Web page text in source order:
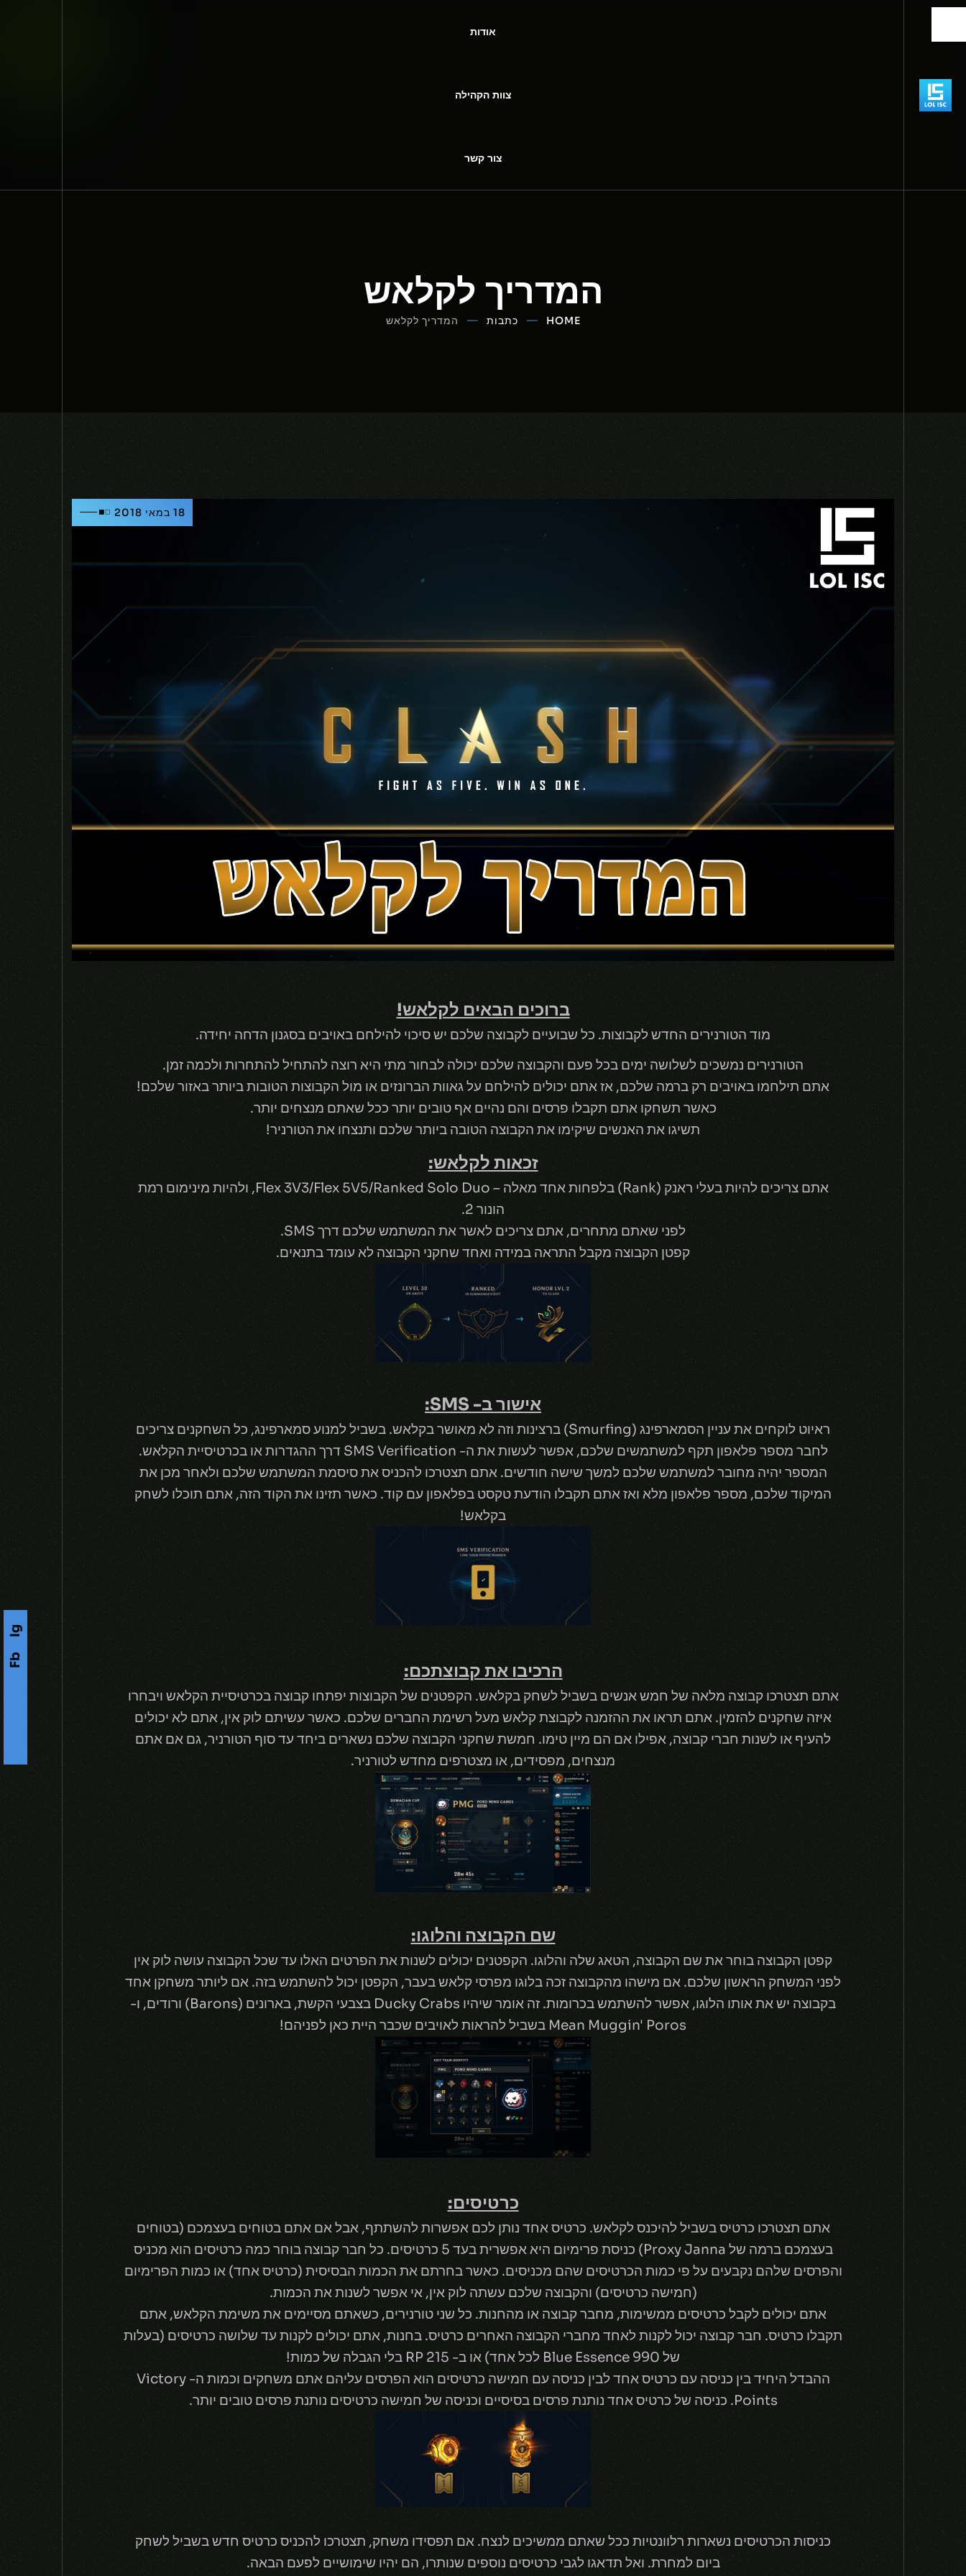
אודות
צוות הקהילה
צור קשר
המדריך לקלאש
HOME כתבות המדריך לקלאש
18 במאי 2018
ברוכים הבאים לקלאש!
מוד הטורנירים החדש לקבוצות. כל שבועיים לקבוצה שלכם יש סיכוי להילחם באויבים בסגנון הדחה יחידה.
הטורנירים נמשכים לשלושה ימים בכל פעם והקבוצה שלכם יכולה לבחור מתי היא רוצה להתחיל להתחרות ולכמה זמן.
אתם תילחמו באויבים רק ברמה שלכם, אז אתם יכולים להילחם על גאוות הברונזים או מול הקבוצות הטובות ביותר באזור שלכם!
כאשר תשחקו אתם תקבלו פרסים והם נהיים אף טובים יותר ככל שאתם מנצחים יותר.
תשיגו את האנשים שיקימו את הקבוצה הטובה ביותר שלכם ותנצחו את הטורניר!
זכאות לקלאש:
אתם צריכים להיות בעלי ראנק (Rank) בלפחות אחד מאלה – Flex 3V3/Flex 5V5/Ranked Solo Duo, ולהיות מינימום רמת
הונור 2.
לפני שאתם מתחרים, אתם צריכים לאשר את המשתמש שלכם דרך SMS.
קפטן הקבוצה מקבל התראה במידה ואחד שחקני הקבוצה לא עומד בתנאים.
אישור ב- SMS:
ראיוט לוקחים את עניין הסמארפינג (Smurfing) ברצינות וזה לא מאושר בקלאש. בשביל למנוע סמארפינג, כל השחקנים צריכים
לחבר מספר פלאפון תקף למשתמשים שלכם, אפשר לעשות את ה- SMS Verification דרך ההגדרות או בכרטיסיית הקלאש.
המספר יהיה מחובר למשתמש שלכם למשך שישה חודשים. אתם תצטרכו להכניס את סיסמת המשתמש שלכם ולאחר מכן את
המיקוד שלכם, מספר פלאפון מלא ואז אתם תקבלו הודעת טקסט בפלאפון עם קוד. כאשר תזינו את הקוד הזה, אתם תוכלו לשחק
בקלאש!
הרכיבו את קבוצתכם:
אתם תצטרכו קבוצה מלאה של חמש אנשים בשביל לשחק בקלאש. הקפטנים של הקבוצות יפתחו קבוצה בכרטיסיית הקלאש ויבחרו
איזה שחקנים להזמין. אתם תראו את ההזמנה לקבוצת קלאש מעל רשימת החברים שלכם. כאשר עשיתם לוק אין, אתם לא יכולים
להעיף או לשנות חברי קבוצה, אפילו אם הם מיין טימו. חמשת שחקני הקבוצה שלכם נשארים ביחד עד סוף הטורניר, גם אם אתם
מנצחים, מפסידים, או מצטרפים מחדש לטורניר.
שם הקבוצה והלוגו:
קפטן הקבוצה בוחר את שם הקבוצה, הטאג שלה והלוגו. הקפטנים יכולים לשנות את הפרטים האלו עד שכל הקבוצה עושה לוק אין
לפני המשחק הראשון שלכם. אם מישהו מהקבוצה זכה בלוגו מפרסי קלאש בעבר, הקפטן יכול להשתמש בזה. אם ליותר משחקן אחד
בקבוצה יש את אותו הלוגו, אפשר להשתמש בכרומות. זה אומר שיהיו Ducky Crabs בצבעי הקשת, בארונים (Barons) ורודים, ו-
Mean Muggin' Poros בשביל להראות לאויבים שכבר היית כאן לפניהם!
כרטיסים:
אתם תצטרכו כרטיס בשביל להיכנס לקלאש. כרטיס אחד נותן לכם אפשרות להשתתף, אבל אם אתם בטוחים בעצמכם (בטוחים
בעצמכם ברמה של Proxy Janna) כניסת פרימיום היא אפשרית בעד 5 כרטיסים. כל חבר קבוצה בוחר כמה כרטיסים הוא מכניס
והפרסים שלהם נקבעים על פי כמות הכרטיסים שהם מכניסים. כאשר בחרתם את הכמות הבסיסית (כרטיס אחד) או כמות הפרימיום
(חמישה כרטיסים) והקבוצה שלכם עשתה לוק אין, אי אפשר לשנות את הכמות.
אתם יכולים לקבל כרטיסים ממשימות, מחבר קבוצה או מהחנות. כל שני טורנירים, כשאתם מסיימים את משימת הקלאש, אתם
תקבלו כרטיס. חבר קבוצה יכול לקנות לאחד מחברי הקבוצה האחרים כרטיס. בחנות, אתם יכולים לקנות עד שלושה כרטיסים (בעלות
של 990 Blue Essence לכל אחד) או ב- 215 RP בלי הגבלה של כמות!
ההבדל היחיד בין כניסה עם כרטיס אחד לבין כניסה עם חמישה כרטיסים הוא הפרסים עליהם אתם משחקים וכמות ה- Victory
Points. כניסה של כרטיס אחד נותנת פרסים בסיסיים וכניסה של חמישה כרטיסים נותנת פרסים טובים יותר.
כניסות הכרטיסים נשארות רלוונטיות ככל שאתם ממשיכים לנצח. אם תפסידו משחק, תצטרכו להכניס כרטיס חדש בשביל לשחק
ביום למחרת. ואל תדאגו לגבי כרטיסים נוספים שנותרו, הם יהיו שימושיים לפעם הבאה.
Fb
Ig